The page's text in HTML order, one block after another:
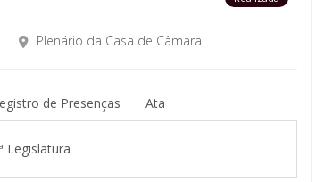
Plenário da Casa de Câmara
de Presenças Ata
Legislatura